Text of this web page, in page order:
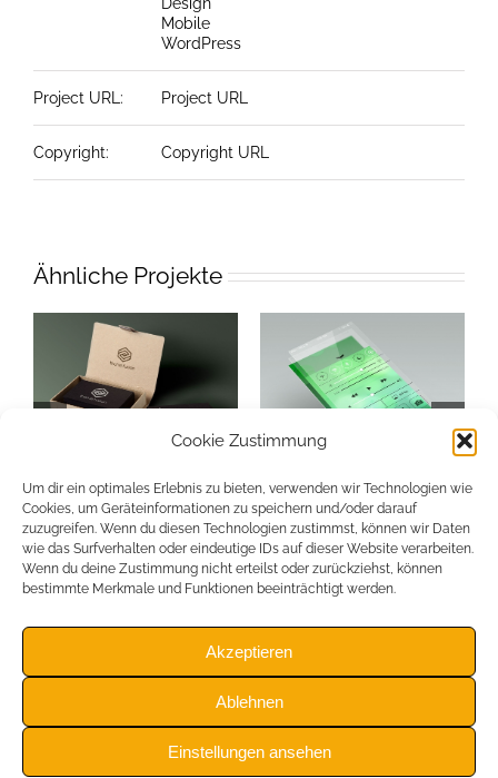
Cookie Zustimmung
Um dir ein optimales Erlebnis zu bieten, verwenden wir Technologien wie
Cookies, um Geräteinformationen zu speichern und/oder darauf
zuzugreifen. Wenn du diesen Technologien zustimmst, können wir Daten
wie das Surfverhalten oder eindeutige IDs auf dieser Website verarbeiten.
Wenn du deine Zustimmung nicht erteilst oder zurückziehst, können
bestimmte Merkmale und Funktionen beeinträchtigt werden.
Akzeptieren
Ablehnen
Einstellungen ansehen
Mobile
WordPress
Project URL: Project URL
Copyright: Copyright URL
Ähnliche Projekte
Branding Harmony
September 10th, 2014
Mobile App Creation
September 10th, 2014
Impressum |AGB's